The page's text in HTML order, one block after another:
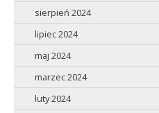
sierpień 2024
lipiec 2024
maj 2024
marzec 2024
luty 2024